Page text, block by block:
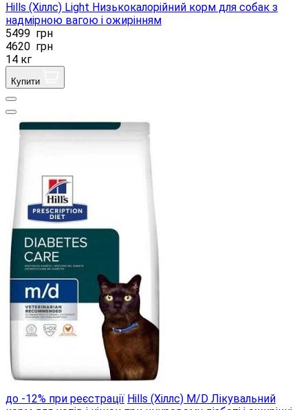
Hills (Хіллс) Light Низькокалорійний корм для собак з
надмірною вагою і ожирінням
5499 грн
4620 грн
14 кг
Купити
до -12% при реєстрації Hills (Хіллс) M/D Лікувальний